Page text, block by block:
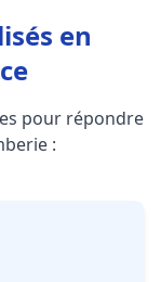
en
pour répondre
: